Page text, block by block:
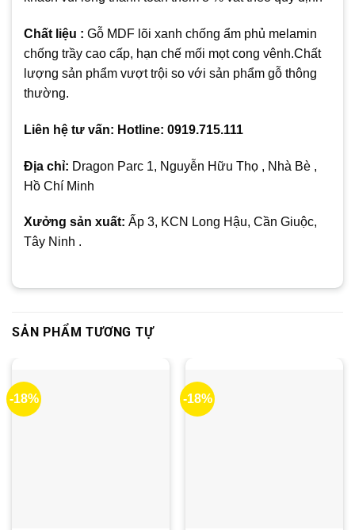
Chất liệu : Gỗ MDF lõi xanh chống ẩm phủ melamin
chống trầy cao cấp, hạn chế mối mọt cong vênh.Chất
lượng sản phẩm vượt trội so với sản phẩm gỗ thông
thường.
Liên hệ tư vấn: Hotline: 0919.715.111
Địa chỉ: Dragon Parc 1, Nguyễn Hữu Thọ , Nhà Bè ,
Hồ Chí Minh
Xưởng sản xuất: Ấp 3, KCN Long Hậu, Cần Giuộc,
Tây Ninh .
SẢN PHẨM TƯƠNG TỰ
-18% -18%